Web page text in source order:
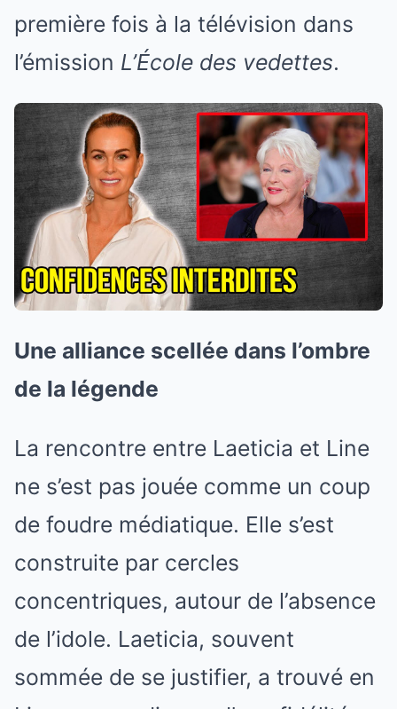
première fois à la télévision dans
l’émission L’École des vedettes.
Une alliance scellée dans l’ombre
de la légende
La rencontre entre Laeticia et Line
ne s’est pas jouée comme un coup
de foudre médiatique. Elle s’est
construite par cercles
concentriques, autour de l’absence
de l’idole. Laeticia, souvent
sommée de se justifier, a trouvé en